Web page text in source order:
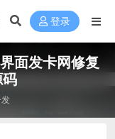
登录
面发卡网修复